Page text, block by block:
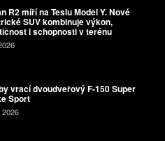
R2 míří na Teslu Model Y. Nové
SUV kombinuje výkon,
i schopnosti v terénu
vrací dvoudveřový F-150 Super
Sport
2026